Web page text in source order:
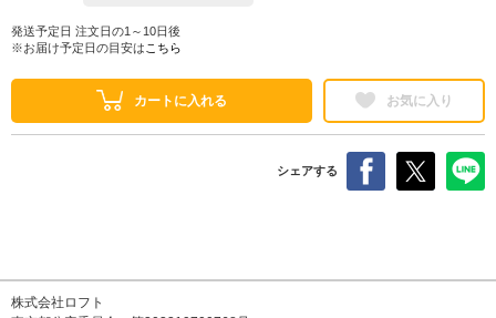
発送予定日 注文日の1～10日後
※お届け予定日の目安は こちら
カートに入れる お気に入り
シェアする
株式会社ロフト